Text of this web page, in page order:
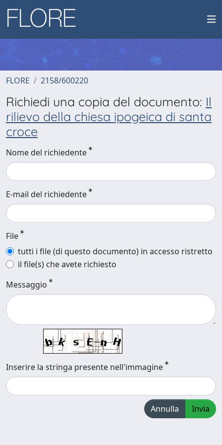
FLORE 2158/600220
Richiedi una copia del documento: Il
rilievo della chiesa ipogeica di santa
croce
Nome del richiedente
E-mail del richiedente
File
tutti i file (di questo documento) in accesso ristretto
il file(s) che avete richiesto
Messaggio
Inserire la stringa presente nell'immagine
Annulla Invia